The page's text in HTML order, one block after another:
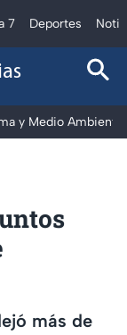
7 Deportes
y Medio Ambiente
más de